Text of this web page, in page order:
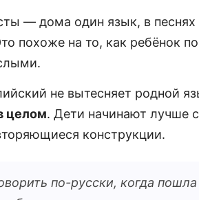
— дома один язык, в
похоже на то, как ребёнок
не вытесняет родной
целом. Дети начинают лучше
конструкции.
по-русски, когда